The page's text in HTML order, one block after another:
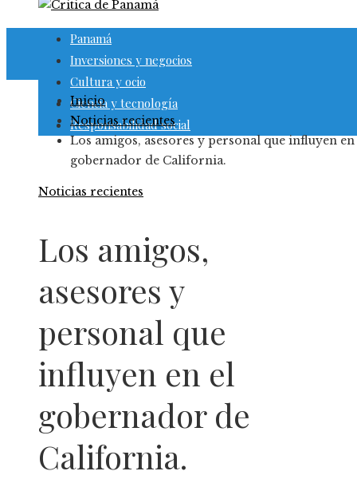
Panamá
Inversiones y negocios
Cultura y ocio
Ciencia y tecnología
Responsabilidad social
Inicio
Noticias recientes
Los amigos, asesores y personal que influyen en
gobernador de California.
Noticias recientes
Los amigos,
asesores y
personal que
influyen en el
gobernador de
California.